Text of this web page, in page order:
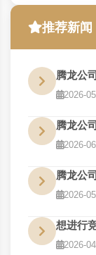
推荐新闻
2026-
2026-
2026-
想进行
2026-